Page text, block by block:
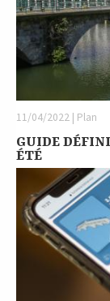
11/04/2022 | Plan
GUIDE
ÉTÉ